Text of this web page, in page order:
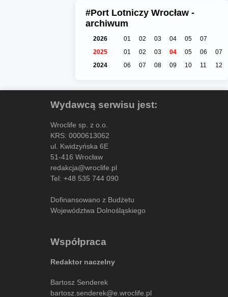
#Port Lotniczy Wrocław -
archiwum
2026 01 02 03 04 05
07
2025
01 02 03 04 05 06
07
2024
06 07 08 09 10 11 12
Wydawcą serwisu jest:
Wroclife sp. z o.o.
KRS: 0000613062
ul. Kwidzyńska 6E
51-416 Wrocław
redakcja@wroclife.pl
Tel: +48 535 744 090
Dofinansowano z Budżetu
Województwa Dolnośląskiego
Współpraca
Redaktor naczelny
Bartosz Senderek
bartosz.senderek@e.wroclife.pl